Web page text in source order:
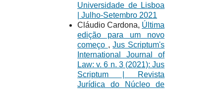
Universidade de Lisboa
| Julho-Setembro 2021
Cláudio Cardona, Última
edição para um novo
começo ,Jus Scriptum's
International Journal of
Law: v. 6 n. 3 (2021): Jus
Scriptum | Revista
Jurídica do Núcleo de